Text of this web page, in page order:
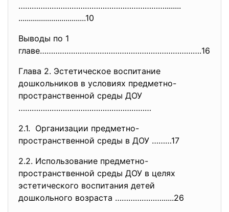
…………………………………………………………........
.................................10
Выводы по 1
главе……………………………………………………………….16
Глава 2. Эстетическое воспитание
дошкольников в условиях предметно-
пространственной среды ДОУ
……………………………………………………
2.1. Организации предметно-
пространственной среды в ДОУ ………17
2.2. Использование предметно-
пространственной среды ДОУ в целях
эстетического воспитания детей
дошкольного возраста …………………......26